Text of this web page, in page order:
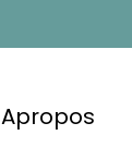
Apropos